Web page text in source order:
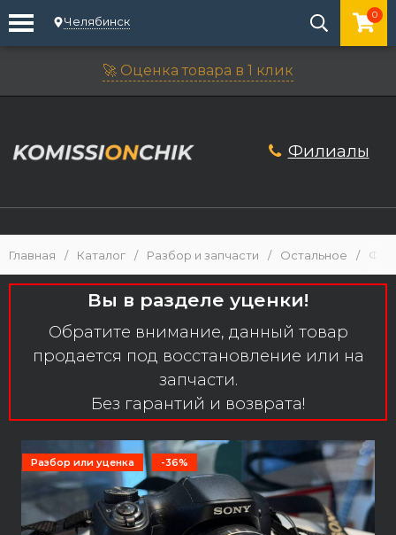
Челябинск 0
🚀 Оценка товара в 1 клик
Филиалы
Главная / Каталог / Разбор и запчасти / Остальное /
Вы в разделе уценки!
Обратите внимание, данный товар
продается под восстановление или на
запчасти.
Без гарантий и возврата!
Разбор или уценка -36%